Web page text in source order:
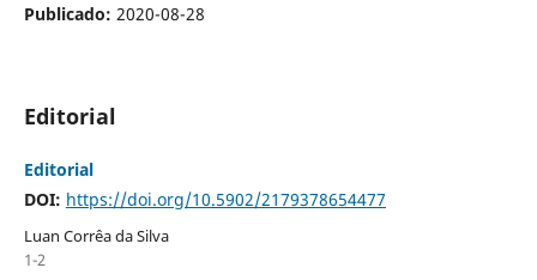
Publicado: 2020-08-28
Editorial
Editorial
DOI: https://doi.org/10.5902/2179378654477
Luan Corrêa da Silva
1-2